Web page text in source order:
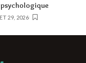
29, 2026